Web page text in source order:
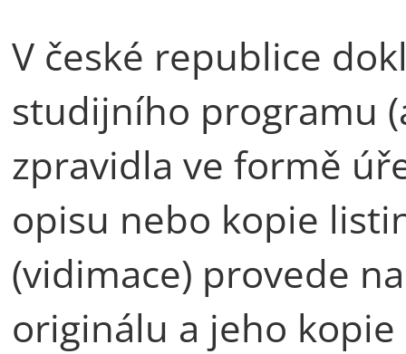
V české republice
studijního programu
zpravidla ve formě
opisu nebo kopie
(vidimace) provede
originálu a jeho